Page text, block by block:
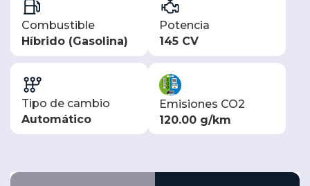
Combustible
Híbrido (Gasolina)
Potencia
145 CV
Tipo de cambio
Automático
Emisiones CO2
120.00 g/km